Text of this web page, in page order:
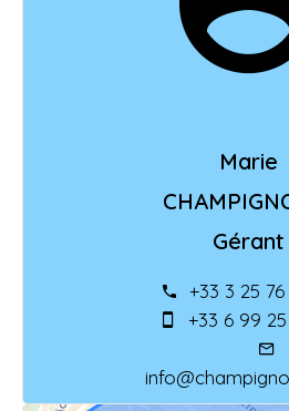
Marie
Gérant
+33 3 25
+33 6 99